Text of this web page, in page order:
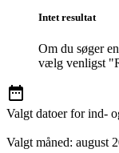
Intet resultat
Om du søger
vælg venligst
Valgt datoer for ind-
Valgt måned: august